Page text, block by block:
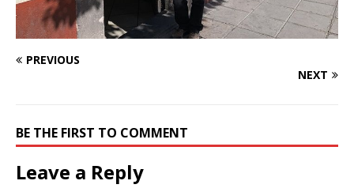
PREVIOUS
NEXT
BE THE FIRST TO COMMENT
Leave a Reply